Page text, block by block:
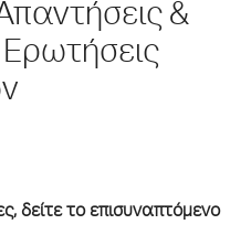
&
Ερωτήσεις
δείτε το επισυναπτόμενο